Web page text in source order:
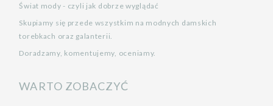
Świat mody - czyli jak dobrze wyglądać
Skupiamy się przede wszystkim na modnych damskich
torebkach oraz galanterii.
Doradzamy, komentujemy, oceniamy.
WARTO ZOBACZYĆ